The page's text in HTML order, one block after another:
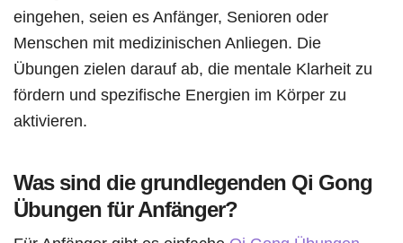
eingehen, seien es Anfänger, Senioren oder
Menschen mit medizinischen Anliegen. Die
Übungen zielen darauf ab, die mentale Klarheit zu
fördern und spezifische Energien im Körper zu
aktivieren.
Was sind die grundlegenden Qi Gong
Übungen für Anfänger?